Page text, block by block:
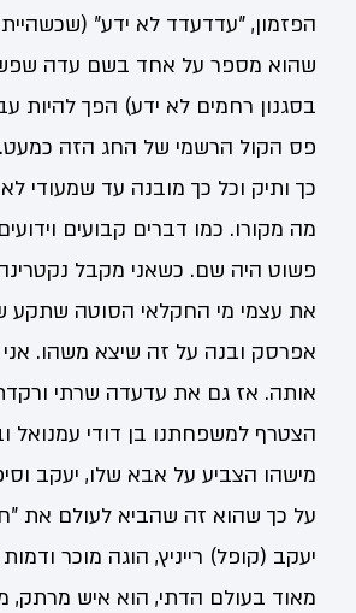
הפזמון, "עדדעדד לא ידע"
שהוא מספר על אחד בשם עדה
בסגנון רחמים לא ידע‏) הפך להיות
פס הקול הרשמי של החג הזה
כך ותיק וכל כך מובנה עד שמעודי
מה מקורו. כמו דברים קבועים
פשוט היה שם. כשאני מקבל
את עצמי מי החקלאי הסוטה שתקע
אפרסק ובנה על זה שיצא משהו.
אותה. אז גם את עדעדה שרתי
הצטרף למשפחתנו בן דודי עמנואל
מישהו הצביע על אבא שלו, יעקב
על כך שהוא זה שהביא לעולם את
יעקב ‏(קופל‏) רייניץ, הוגה מוכר ודמות
מאוד בעולם הדתי, הוא איש מרתק,